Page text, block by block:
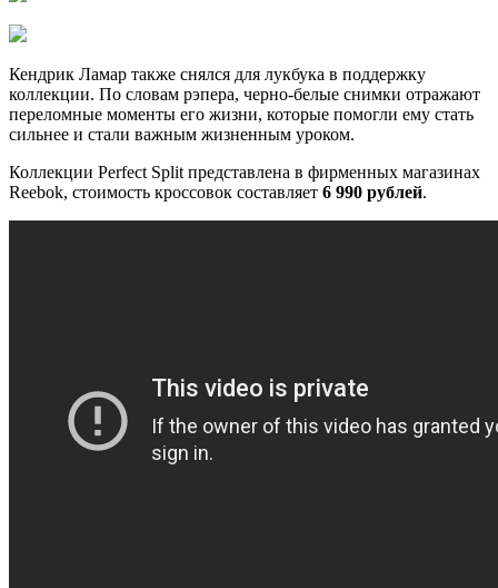
Кендрик Ламар также снялся для лукбука в поддержку
коллекции. По словам рэпера, черно-белые снимки отражают
переломные моменты его жизни, которые помогли ему стать
сильнее и стали важным жизненным уроком.
Коллекции Perfect Split представлена в фирменных магазинах
Reebok, cтоимость кроссовок составляет 6 990 рублей.